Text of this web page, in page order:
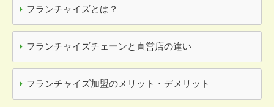
フランチャイズとは？
フランチャイズチェーンと直営店の違い
フランチャイズ加盟のメリット・デメリット